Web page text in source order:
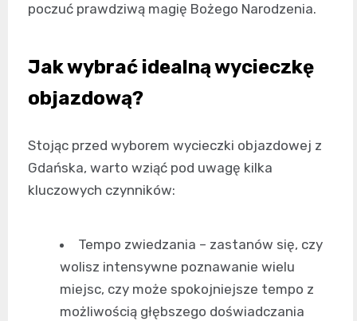
poczuć prawdziwą magię Bożego Narodzenia.
Jak wybrać idealną wycieczkę
objazdową?
Stojąc przed wyborem wycieczki objazdowej z
Gdańska, warto wziąć pod uwagę kilka
kluczowych czynników:
Tempo zwiedzania – zastanów się, czy
wolisz intensywne poznawanie wielu
miejsc, czy może spokojniejsze tempo z
możliwością głębszego doświadczania